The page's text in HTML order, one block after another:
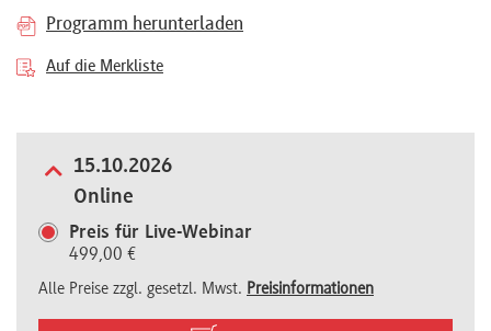
Kontakt
Über
uns
Preisvorteile
Programm herunterladen
Auf die Merkliste
15.10.2026
Online
Preis für Live-Webinar
499,00 €
Alle Preise zzgl. gesetzl. Mwst. Preisinformationen